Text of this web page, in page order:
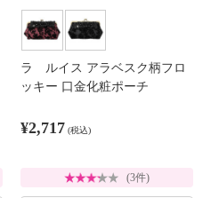
ラ ルイス アラベスク柄フロ
ッキー 口金化粧ポーチ
¥2,717 (税込)
(3件)